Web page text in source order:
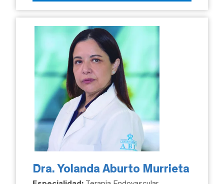
Dra. Yolanda Aburto Murrieta